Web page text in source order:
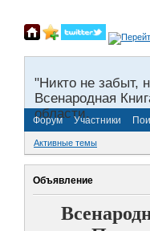
"Никто не забыт,
Всенародная
области.
Форум Участники
Активные темы
Объявление